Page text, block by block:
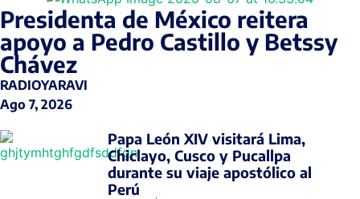
Presidenta de México reitera
apoyo a Pedro Castillo y Betssy
Chávez
RADIOYARAVI
Ago 7, 2026
Papa León XIV visitará Lima,
Chiclayo, Cusco y Pucallpa
durante su viaje apostólico al
Perú